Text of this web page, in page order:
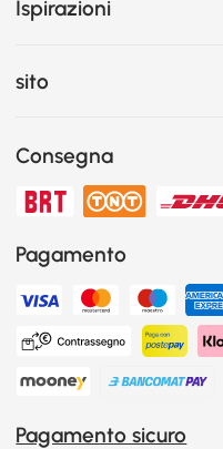
Ispirazioni
sito
Consegna
Pagamento
Pagamento sicuro